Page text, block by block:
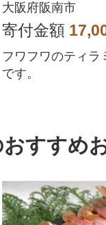
大阪府阪南市
寄付金額
フワフワのティラ
です。
すすめ